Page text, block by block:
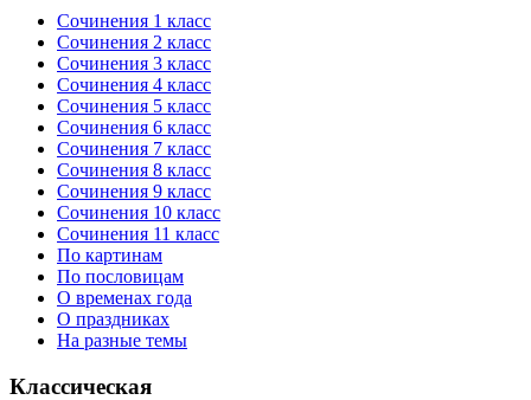
Сочинения 1 класс
Сочинения 2 класс
Сочинения 3 класс
Сочинения 4 класс
Сочинения 5 класс
Сочинения 6 класс
Сочинения 7 класс
Сочинения 8 класс
Сочинения 9 класс
Сочинения 10 класс
Сочинения 11 класс
По картинам
По пословицам
О временах года
О праздниках
На разные темы
Классическая